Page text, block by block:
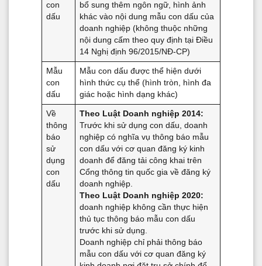
con
dấu
bổ sung thêm ngôn ngữ, hình ảnh
khác vào nội dung mẫu con dấu của
doanh nghiệp (không thuộc những
nội dung cấm theo quy định tại Điều
14 Nghị định 96/2015/NĐ-CP)
Mẫu
con
dấu
Mẫu con dấu được thể hiện dưới
hình thức cụ thể (hình tròn, hình đa
giác hoặc hình dạng khác)
Về
thông
báo
sử
dụng
con
dấu
Theo Luật Doanh nghiệp 2014:
Trước khi sử dụng con dấu, doanh
nghiệp có nghĩa vụ thông báo mẫu
con dấu với cơ quan đăng ký kinh
doanh để đăng tải công khai trên
Cổng thông tin quốc gia về đăng ký
doanh nghiệp.
Theo Luật Doanh nghiệp 2020:
doanh nghiệp không cần thực hiện
thủ tục thông báo mẫu con dấu
trước khi sử dụng.
Doanh nghiệp chỉ phải thông báo
mẫu con dấu với cơ quan đăng ký